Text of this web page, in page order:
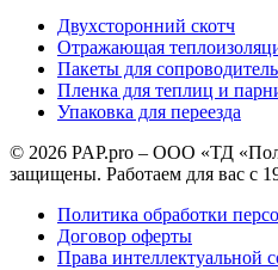
Двухсторонний скотч
Отражающая
Пакеты для
Пленка для теплиц и
Упаковка для переезда
© 2026 PAP.pro – ООО «ТД
защищены. Работаем для вас с
Политика обработки
Договор оферты
Права интеллектуальной